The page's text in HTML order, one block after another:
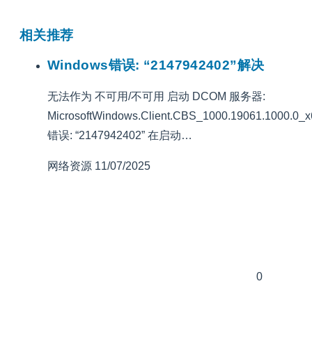
相关推荐
Windows错误: “2147942402”解决
无法作为 不可用/不可用 启动 DCOM 服务器:
错误: “2147942402” 在启动…
网络资源 11/07/2025
0